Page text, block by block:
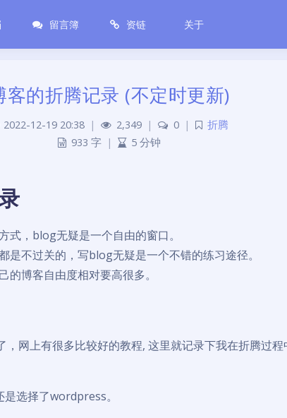
留言簿 资链 关于
客的折腾记录 (不定时更新)
2022-12-19 20:38 | 2,349 | 0 |
折腾
933 字 | 5 分钟
式，blog无疑是一个自由的窗口。
是不过关的，写blog无疑是一个不错的练习途径。
的博客自由度相对要高很多。
，网上有很多比较好的教程, 这里就记录下我在折腾过程
选择了wordpress。